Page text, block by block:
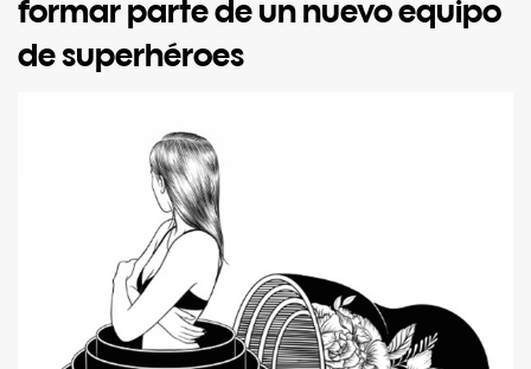
formar parte de un nuevo equipo
de superhéroes